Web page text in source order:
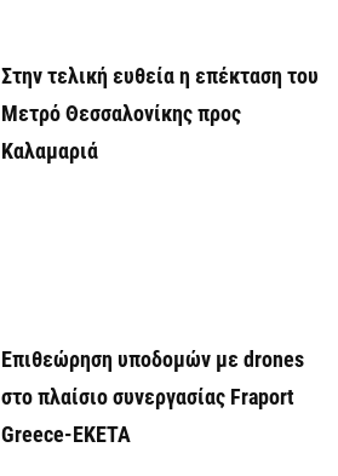
Στην τελική ευθεία η επέκταση του
Μετρό Θεσσαλονίκης προς
Καλαμαριά
Επιθεώρηση υποδομών με drones
στο πλαίσιο συνεργασίας Fraport
Greece-ΕΚΕΤΑ